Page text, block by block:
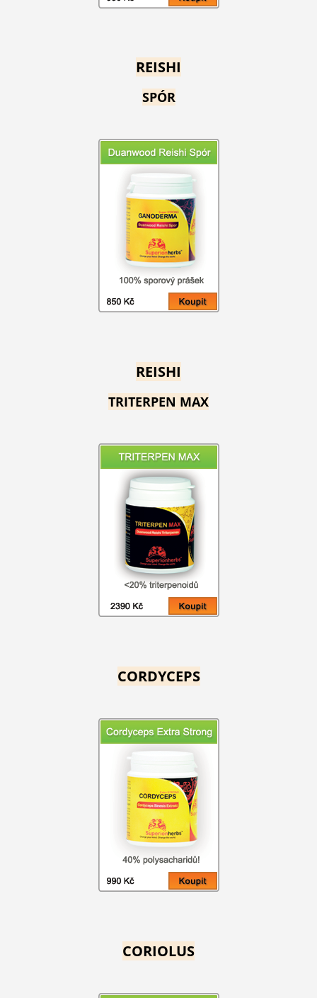
REISHI
SPÓR
REISHI
TRITERPEN MAX
CORDYCEPS
CORIOLUS